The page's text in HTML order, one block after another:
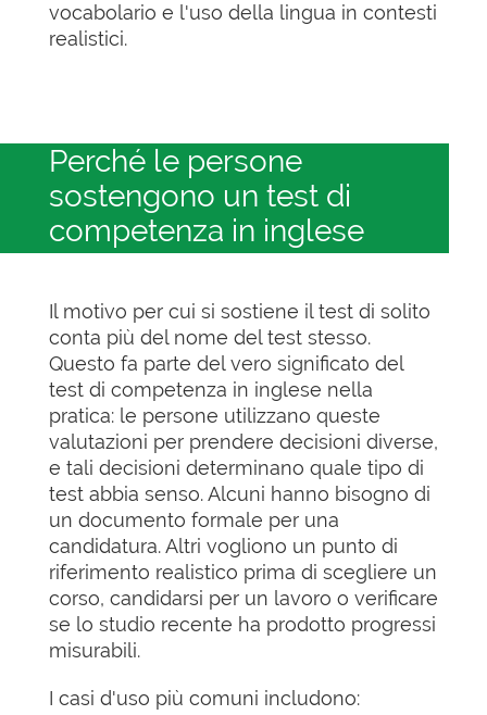
vocabolario e l'uso della lingua in contesti
realistici.
Perché le persone
sostengono un test di
competenza in inglese
Il motivo per cui si sostiene il test di solito
conta più del nome del test stesso.
Questo fa parte del vero significato del
test di competenza in inglese nella
pratica: le persone utilizzano queste
valutazioni per prendere decisioni diverse,
e tali decisioni determinano quale tipo di
test abbia senso. Alcuni hanno bisogno di
un documento formale per una
candidatura. Altri vogliono un punto di
riferimento realistico prima di scegliere un
corso, candidarsi per un lavoro o verificare
se lo studio recente ha prodotto progressi
misurabili.
I casi d'uso più comuni includono: